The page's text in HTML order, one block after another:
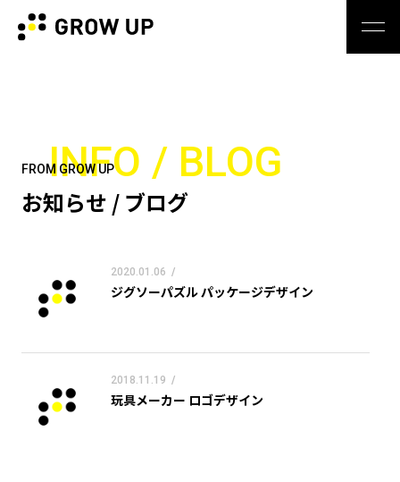
お知らせ / ブログ
FROM GROW UP
INFO / BLOG
2020.01.06 /
ジグソーパズル パッケージデザイン
2018.11.19 /
玩具メーカー ロゴデザイン